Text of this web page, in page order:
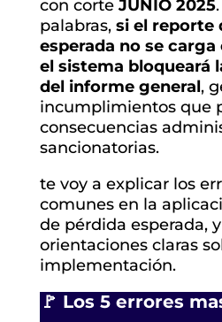
con corteJUNIO 2025
palabras, si el reporte
esperada no se
el sistema bloqueará
del informe general,
incumplimientos que
consecuencias
sancionatorias.
te voy a explicar los
comunes en la
de pérdida esperada,
orientaciones claras
implementación.
🚩 Los 5 errores